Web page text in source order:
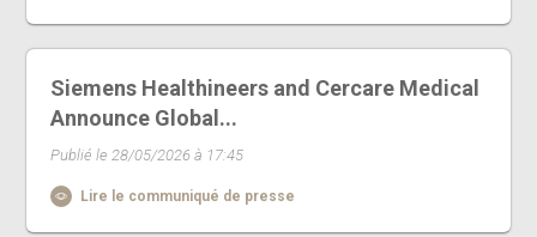
Siemens Healthineers and Cercare Medical
Announce Global...
Publié le 28/05/2026 à 17:45
Lire le communiqué de presse